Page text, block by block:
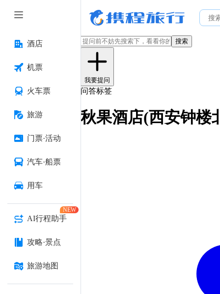
酒店
机票
火车票
旅游
门票·活动
汽车·船票
用车
AI行程助手
NEW
攻略·景点
旅游地图
搜索
我要提问
问答标签
秋果酒店(西安钟楼